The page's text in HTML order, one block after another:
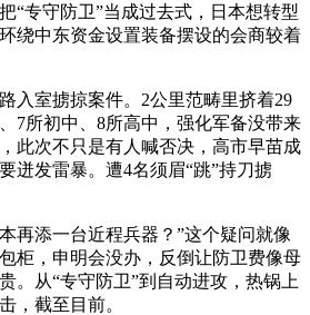
“专守防卫”当成过去式，日本想转型
绕中东资金设置装备摆设的会商较着
室掳掠案件。2公里范畴里挤着29
7所初中、8所高中，强化军备没带来
此次不只是有人喊否决，高市早苗成
迸发雷暴。遭4名须眉“跳”持刀掳
添一台近程兵器？”这个疑问就像
柜，申明会没办，反倒让防卫费像母
。从“专守防卫”到自动进攻，热锅上
，截至目前。